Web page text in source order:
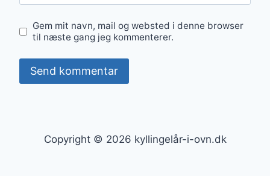
Gem mit navn, mail og websted i denne browser
til næste gang jeg kommenterer.
Copyright © 2026 kyllingelår-i-ovn.dk